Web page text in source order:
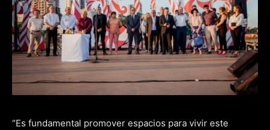
“Es fundamental promover espacios para vivir este